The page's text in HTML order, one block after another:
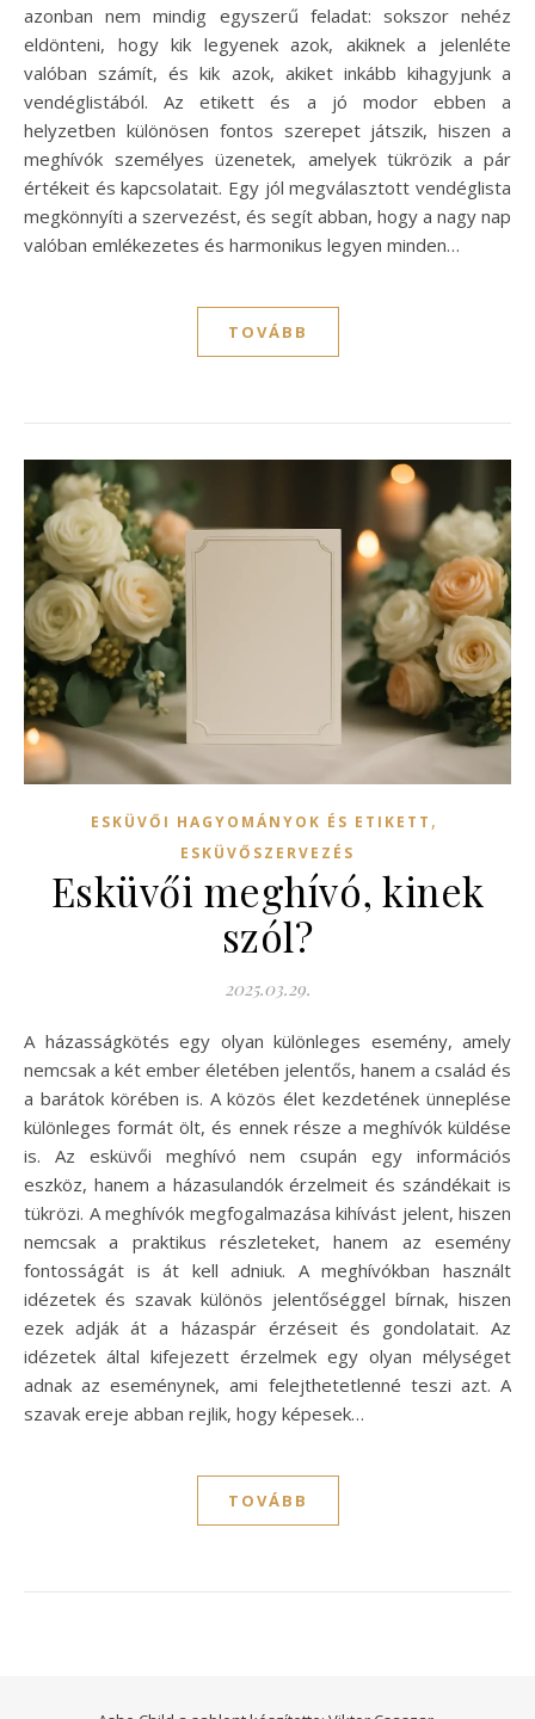
azonban nem mindig egyszerű feladat: sokszor nehéz
eldönteni, hogy kik legyenek azok, akiknek a jelenléte
valóban számít, és kik azok, akiket inkább kihagyjunk a
vendéglistából. Az etikett és a jó modor ebben a
helyzetben különösen fontos szerepet játszik, hiszen a
meghívók személyes üzenetek, amelyek tükrözik a pár
értékeit és kapcsolatait. Egy jól megválasztott vendéglista
megkönnyíti a szervezést, és segít abban, hogy a nagy nap
valóban emlékezetes és harmonikus legyen minden…
TOVÁBB
ESKÜVŐI HAGYOMÁNYOK ÉS ETIKETT ,
ESKÜVŐSZERVEZÉS
Esküvői meghívó, kinek
szól?
2025.03.29.
A házasságkötés egy olyan különleges esemény, amely
nemcsak a két ember életében jelentős, hanem a család és
a barátok körében is. A közös élet kezdetének ünneplése
különleges formát ölt, és ennek része a meghívók küldése
is. Az esküvői meghívó nem csupán egy információs
eszköz, hanem a házasulandók érzelmeit és szándékait is
tükrözi. A meghívók megfogalmazása kihívást jelent, hiszen
nemcsak a praktikus részleteket, hanem az esemény
fontosságát is át kell adniuk. A meghívókban használt
idézetek és szavak különös jelentőséggel bírnak, hiszen
ezek adják át a házaspár érzéseit és gondolatait. Az
idézetek által kifejezett érzelmek egy olyan mélységet
adnak az eseménynek, ami felejthetetlenné teszi azt. A
szavak ereje abban rejlik, hogy képesek…
TOVÁBB